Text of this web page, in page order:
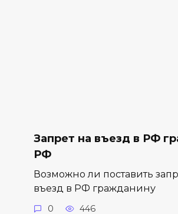
Запрет на въезд в РФ
РФ
Возможно ли поставить
въезд в РФ гражданину
0 446